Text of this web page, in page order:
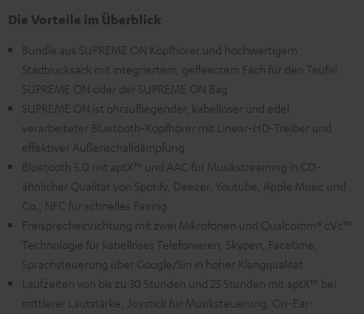
Die Vorteile im Überblick
Bundle aus SUPREME ON Kopfhörer und hochwertigem
Stadtrucksack mit integriertem, gefleectem Fach für den Teufel
SUPREME ON oder der SUPREME ON Bag
SUPREME ON ist ohraufliegender, kabelloser und edel
verarbeiteter Bluetooth-Kopfhörer mit Linear-HD-Treiber und
effektiver Außenschalldämpfung
Bluetooth 5.0 mit aptX™ und AAC für Musikstreaming in CD-
ähnlicher Qualität von Spotify, Deezer, Youtube, Apple Music und
Co., NFC für schnelles Pairing
Freisprecheinrichtung mit zwei Mikrofonen und Qualcomm® cVc™
Technologie für kabelloses Telefonieren, Skypen, Facetime,
Sprachsteuerung über Google/Siri in hoher Klangqualität
Laufzeiten von bis zu 30 Stunden und 25 Stunden mit aptX™ bei
mittlerer Lautstärke, Joystick für Musiksteuerung, On-Ear-